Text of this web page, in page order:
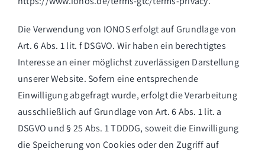
Die Verwendung von IONOS erfolgt auf Grundlage von
Art. 6 Abs. 1 lit. f DSGVO. Wir haben ein berechtigtes
Interesse an einer möglichst zuverlässigen Darstellung
unserer Website. Sofern eine entsprechende
Einwilligung abgefragt wurde, erfolgt die Verarbeitung
ausschließlich auf Grundlage von Art. 6 Abs. 1 lit. a
DSGVO und § 25 Abs. 1 TDDDG, soweit die Einwilligung
die Speicherung von Cookies oder den Zugriff auf